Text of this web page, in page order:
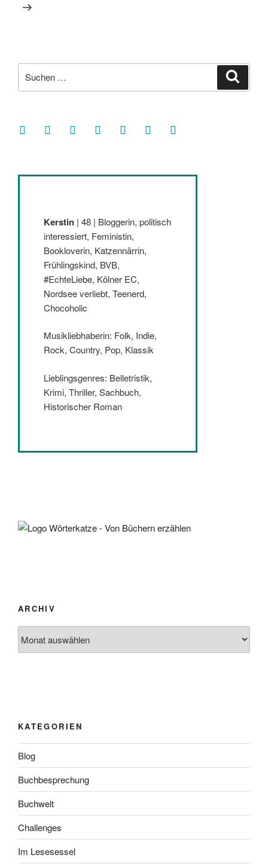
nach:
facebooksoundcloud
twitter mastodoninstagramthreads goodreads
Kerstin | 48 | Bloggerin, politisch
interessiert, Feministin,
Bookloverin, Katzennärrin,
Frühlingskind, BVB,
#EchteLiebe, Kölner EC,
Nordsee verliebt, Teenerd,
Chocoholic
Musikliebhaberin: Folk, Indie,
Rock, Country, Pop, Klassik
Lieblingsgenres: Belletristik,
Krimi, Thriller, Sachbuch,
Historischer Roman
ARCHIV
KATEGORIEN
Blog
Buchbesprechung
Buchwelt
Challenges
Im Lesesessel